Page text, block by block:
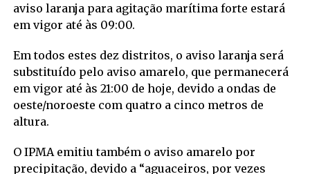
aviso laranja para agitação marítima forte estará
em vigor até às 09:00.
Em todos estes dez distritos, o aviso laranja será
substituído pelo aviso amarelo, que permanecerá
em vigor até às 21:00 de hoje, devido a ondas de
oeste/noroeste com quatro a cinco metros de
altura.
O IPMA emitiu também o aviso amarelo por
precipitação, devido a “aguaceiros, por vezes